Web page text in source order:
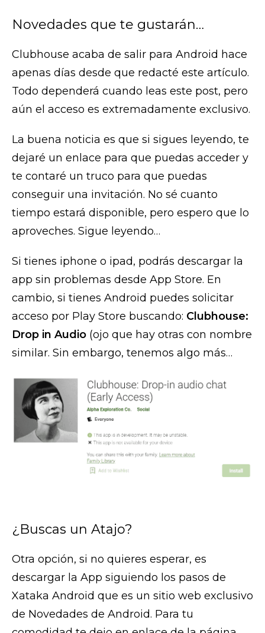
Novedades que te gustarán…
Clubhouse acaba de salir para Android hace
apenas días desde que redacté este artículo.
Todo dependerá cuando leas este post, pero
aún el acceso es extremadamente exclusivo.
La buena noticia es que si sigues leyendo, te
dejaré un enlace para que puedas acceder y
te contaré un truco para que puedas
conseguir una invitación. No sé cuanto
tiempo estará disponible, pero espero que lo
aproveches. Sigue leyendo…
Si tienes iphone o ipad, podrás descargar la
app sin problemas desde App Store. En
cambio, si tienes Android puedes solicitar
acceso por Play Store buscando: Clubhouse:
Drop in Audio (ojo que hay otras con nombre
similar. Sin embargo, tenemos algo más…
¿Buscas un Atajo?
Otra opción, si no quieres esperar, es
descargar la App siguiendo los pasos de
Xataka Android que es un sitio web exclusivo
de Novedades de Android. Para tu